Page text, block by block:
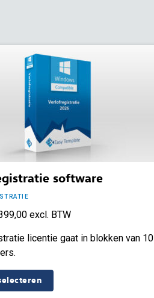
software
Prijsklasse:
tot
excl. BTW
licentie gaat in blokken van 10